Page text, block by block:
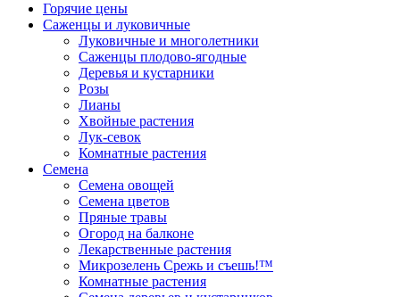
Горячие цены
Саженцы и луковичные
Луковичные и многолетники
Саженцы плодово-ягодные
Деревья и кустарники
Розы
Лианы
Хвойные растения
Лук-севок
Комнатные растения
Семена
Семена овощей
Семена цветов
Пряные травы
Огород на балконе
Лекарственные растения
Микрозелень Срежь и съешь!™
Комнатные растения